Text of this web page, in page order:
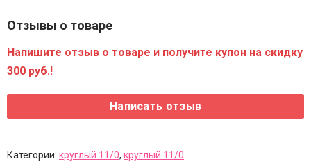
Отзывы о товаре
Напишите отзыв о товаре и получите купон на скидку
300 руб.!
Категории: круглый 11/0, круглый 11/0